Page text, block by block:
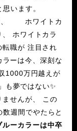
います。
ホワイトカラ
職が 注目され
1000万円越えが
週間でやたらと
ルーカラーは中卒